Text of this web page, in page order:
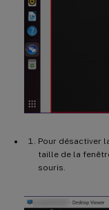
Pour désactiver
taille de la
souris.